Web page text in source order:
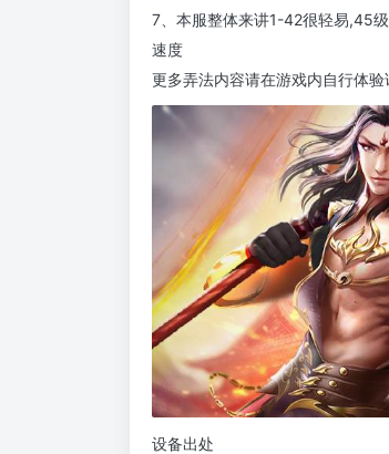
7、本服整体来讲1-42很轻易,45
速度
更多弄法内容请在游戏内自行体验
设备出处